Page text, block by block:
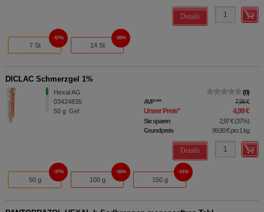
Details
7 St
57%
14 St
55%
DICLAC Schmerzgel 1%
Hexal AG
03424835
50 g Gel
0
AVP*** 7,96 €
Unser Preis* 4,99 €
Sie sparen 2,97 €(37%)
Grundpreis
99,80 €pro 1 kg
Details
50 g
37%
100 g
56%
150 g
51%